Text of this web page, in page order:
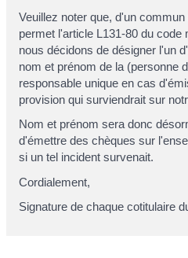
Veuillez noter que, d'un
permet l'article L131-80 du code
nous décidons de désigner l'un
nom et prénom de la (personne
responsable unique en cas
provision qui surviendrait sur
Nom et prénom sera donc
d'émettre des chèques sur
si un tel incident survenait.
Cordialement,
Signature de chaque cotitulaire